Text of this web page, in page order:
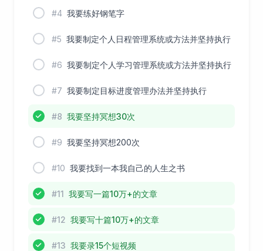
#4 我要练好钢笔字
#5 我要制定个人日程管理系统或方法并坚持执行
#6 我要制定个人学习管理系统或方法并坚持执行
#7 我要制定目标进度管理办法并坚持执行
#8 我要坚持冥想30次
#9 我要坚持冥想200次
#10 我要找到一本我自己的人生之书
#11 我要写一篇10万+的文章
#12 我要写十篇10万+的文章
#13 我要录15个短视频